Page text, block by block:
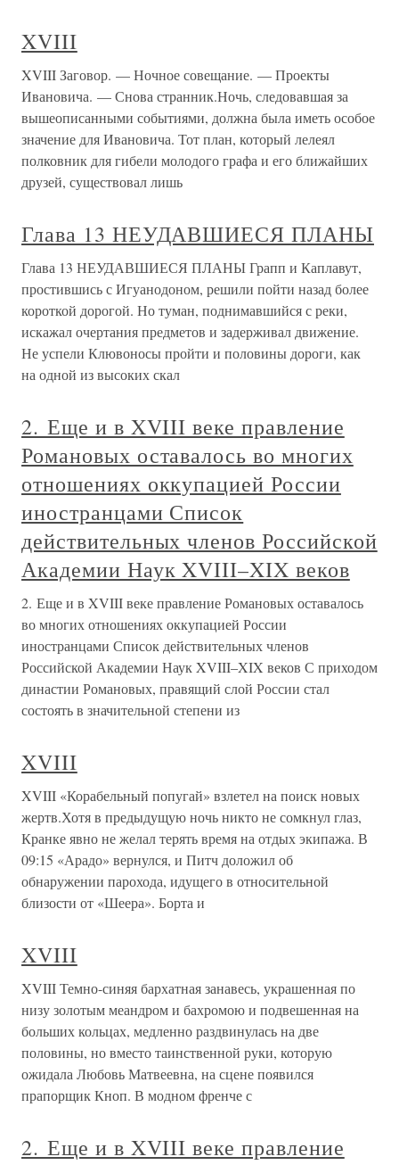
XVIII
XVIII Заговор. — Ночное совещание. — Проекты
Ивановича. — Снова странник.Ночь, следовавшая за
вышеописанными событиями, должна была иметь особое
значение для Ивановича. Тот план, который лелеял
полковник для гибели молодого графа и его ближайших
друзей, существовал лишь
Глава 13 НЕУДАВШИЕСЯ ПЛАНЫ
Глава 13 НЕУДАВШИЕСЯ ПЛАНЫ Грапп и Каплавут,
простившись с Игуанодоном, решили пойти назад более
короткой дорогой. Но туман, поднимавшийся с реки,
искажал очертания предметов и задерживал движение.
Не успели Клювоносы пройти и половины дороги, как
на одной из высоких скал
2. Еще и в XVIII веке правление
Романовых оставалось во многих
отношениях оккупацией России
иностранцами Список
действительных членов Российской
Академии Наук XVIII–XIX веков
2. Еще и в XVIII веке правление Романовых оставалось
во многих отношениях оккупацией России
иностранцами Список действительных членов
Российской Академии Наук XVIII–XIX веков С приходом
династии Романовых, правящий слой России стал
состоять в значительной степени из
XVIII
XVIII «Корабельный попугай» взлетел на поиск новых
жертв.Хотя в предыдущую ночь никто не сомкнул глаз,
Кранке явно не желал терять время на отдых экипажа. В
09:15 «Арадо» вернулся, и Питч доложил об
обнаружении парохода, идущего в относительной
близости от «Шеера». Борта и
XVIII
XVIII Темно-синяя бархатная занавесь, украшенная по
низу золотым меандром и бахромою и подвешенная на
больших кольцах, медленно раздвинулась на две
половины, но вместо таинственной руки, которую
ожидала Любовь Матвеевна, на сцене появился
прапорщик Кноп. В модном френче с
2. Еще и в XVIII веке правление